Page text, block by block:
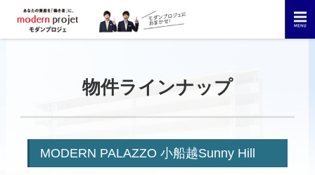
物件ラインナップ
MODERN PALAZZO 小船越Sunny Hill